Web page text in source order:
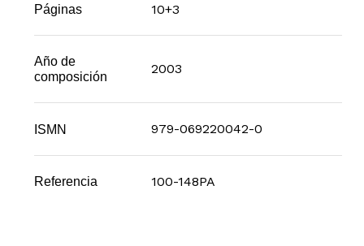
Páginas 10+3
Año de
composición
2003
ISMN 979-069220042-0
Referencia 100-148PA